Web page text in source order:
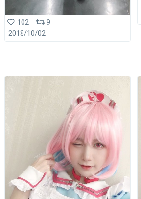
102
9
2018/10/02